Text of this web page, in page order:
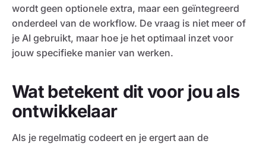
wordt geen optionele extra, maar een geïntegreerd
onderdeel van de workflow. De vraag is niet meer of
je AI gebruikt, maar hoe je het optimaal inzet voor
jouw specifieke manier van werken.
Wat betekent dit voor jou als
ontwikkelaar
Als je regelmatig codeert en je ergert aan de